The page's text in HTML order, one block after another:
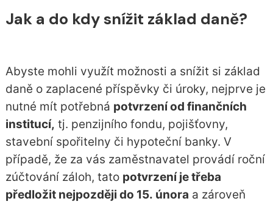
Jak a do kdy snížit základ daně?
Abyste mohli využít možnosti a snížit si základ
daně o zaplacené příspěvky či úroky, nejprve je
nutné mít potřebná potvrzení od finančních
institucí, tj. penzijního fondu, pojišťovny,
stavební spořitelny či hypoteční banky. V
případě, že za vás zaměstnavatel provádí roční
zúčtování záloh, tato potvrzení je třeba
předložit nejpozději do 15. února a zároveň